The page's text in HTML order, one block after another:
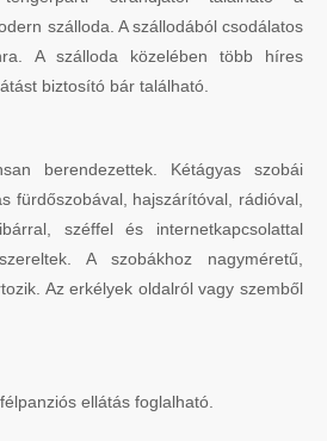
szálloda. A szállodából csodálatos
A szálloda közelében több híres
biztosító bár található.
berendezettek. Kétágyas szobái
fürdőszobával, hajszárítóval, rádióval,
széffel és internetkapcsolattal
A szobákhoz nagyméretű,
Az erkélyek oldalról vagy szemből
ellátás foglalható.